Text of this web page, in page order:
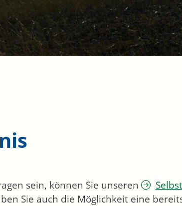
sein, können Sie unseren
Sie auch die Möglichkeit eine